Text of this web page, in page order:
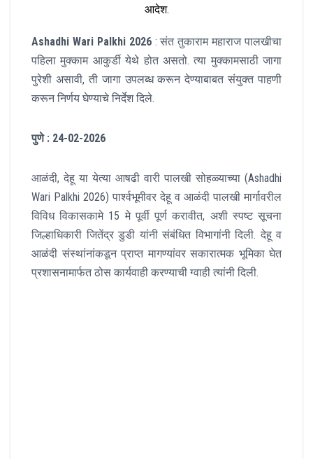
आदेश.
Ashadhi Wari Palkhi 2026: संत तुकाराम महाराज पालखीचा
पहिला मुक्काम आकुर्डी येथे होत असतो. त्या मुक्कामसाठी जागा
पुरेशी असावी, ती जागा उपलब्ध करून देण्याबाबत संयुक्त पाहणी
करून निर्णय घेण्याचे निर्देश दिले.
पुणे : 24-02-2026
आळंदी, देहू या येत्या आषढी वारी पालखी सोहळ्याच्या (Ashadhi
Wari Palkhi 2026) पार्श्वभूमीवर देहू व आळंदी पालखी मार्गावरील
विविध विकासकामे 15 मे पूर्वी पूर्ण करावीत, अशी स्पष्ट सूचना
जिल्हाधिकारी जितेंद्र डुडी यांनी संबंधित विभागांनी दिली. देहू व
आळंदी संस्थांनांकडून प्राप्त मागण्यांवर सकारात्मक भूमिका घेत
प्रशासनामार्फत ठोस कार्यवाही करण्याची ग्वाही त्यांनी दिली.